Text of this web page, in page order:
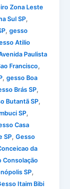
Zona Leste
Sul SP,
,gesso
Atilio
Paulista
Francisco,
,gesso Boa
Brás SP,
Butantã SP,
SP,
Casa
SP,Gesso
da
Consolação
SP,
Itaim Bibi